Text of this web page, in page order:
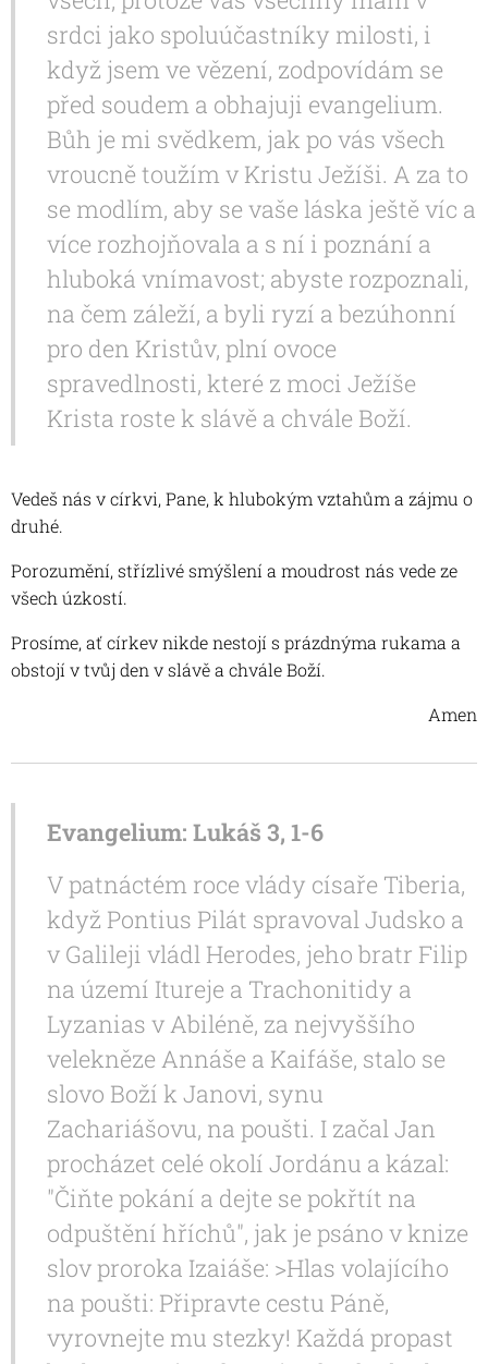
srdci jako spoluúčastníky milosti, i
když jsem ve vězení, zodpovídám se
před soudem a obhajuji evangelium.
Bůh je mi svědkem, jak po vás všech
vroucně toužím v Kristu Ježíši. A za to
se modlím, aby se vaše láska ještě víc a
více rozhojňovala a s ní i poznání a
hluboká vnímavost; abyste rozpoznali,
na čem záleží, a byli ryzí a bezúhonní
pro den Kristův, plní ovoce
spravedlnosti, které z moci Ježíše
Krista roste k slávě a chvále Boží.
Vedeš nás v církvi, Pane, k hlubokým vztahům a zájmu o
druhé.
Porozumění, střízlivé smýšlení a moudrost nás vede ze
všech úzkostí.
Prosíme, ať církev nikde nestojí s prázdnýma rukama a
obstojí v tvůj den v slávě a chvále Boží.
Amen
Evangelium: Lukáš 3, 1-6
V patnáctém roce vlády císaře Tiberia,
když Pontius Pilát spravoval Judsko a
v Galileji vládl Herodes, jeho bratr Filip
na území Itureje a Trachonitidy a
Lyzanias v Abiléně, za nejvyššího
velekněze Annáše a Kaifáše, stalo se
slovo Boží k Janovi, synu
Zachariášovu, na poušti. I začal Jan
procházet celé okolí Jordánu a kázal:
"Čiňte pokání a dejte se pokřtít na
odpuštění hříchů", jak je psáno v knize
slov proroka Izaiáše: >Hlas volajícího
na poušti: Připravte cestu Páně,
vyrovnejte mu stezky! Každá propast